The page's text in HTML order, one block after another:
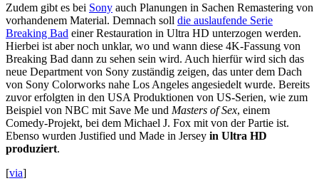
Zudem gibt es bei Sony auch Planungen in Sachen Remastering von
vorhandenem Material. Demnach soll die auslaufende Serie
Breaking Bad einer Restauration in Ultra HD unterzogen werden.
Hierbei ist aber noch unklar, wo und wann diese 4K-Fassung von
Breaking Bad dann zu sehen sein wird. Auch hierfür wird sich das
neue Department von Sony zuständig zeigen, das unter dem Dach
von Sony Colorworks nahe Los Angeles angesiedelt wurde. Bereits
zuvor erfolgten in den USA Produktionen von US-Serien, wie zum
Beispiel von NBC mit Save Me und Masters of Sex, einem
Comedy-Projekt, bei dem Michael J. Fox mit von der Partie ist.
Ebenso wurden Justified und Made in Jersey in Ultra HD
produziert.
[via]